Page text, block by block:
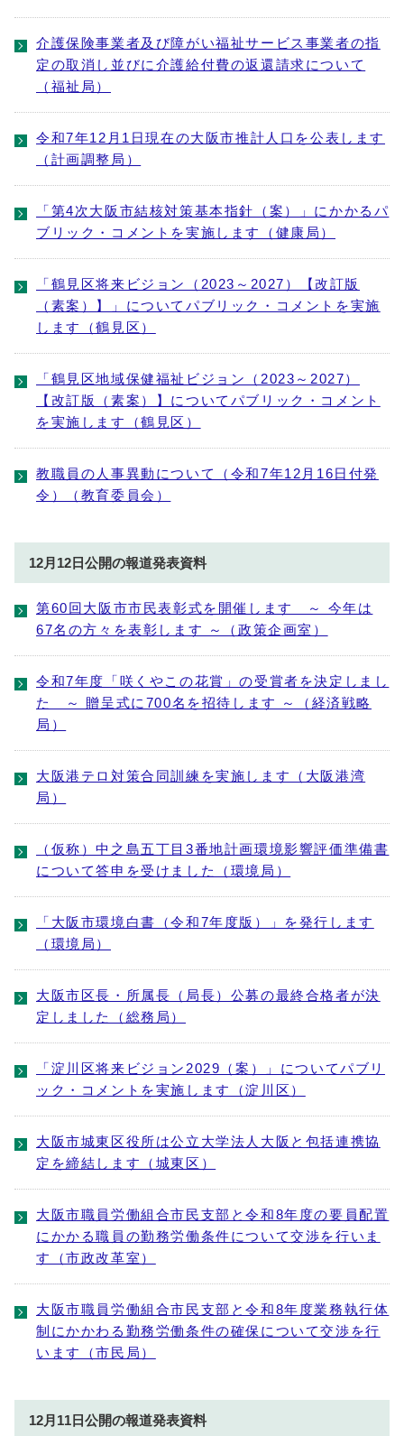
介護保険事業者及び障がい福祉サービス事業者の指
定の取消し並びに介護給付費の返還請求について
（福祉局）
令和7年12月1日現在の大阪市推計人口を公表します
（計画調整局）
「第4次大阪市結核対策基本指針（案）」にかかるパ
ブリック・コメントを実施します（健康局）
「鶴見区将来ビジョン（2023～2027）【改訂版
（素案）】」についてパブリック・コメントを実施
します（鶴見区）
「鶴見区地域保健福祉ビジョン（2023～2027）
【改訂版（素案）】についてパブリック・コメント
を実施します（鶴見区）
教職員の人事異動について（令和7年12月16日付発
令）（教育委員会）
12月12日公開の報道発表資料
第60回大阪市市民表彰式を開催します ～ 今年は
67名の方々を表彰します ～（政策企画室）
令和7年度「咲くやこの花賞」の受賞者を決定しまし
た ～ 贈呈式に700名を招待します ～（経済戦略
局）
大阪港テロ対策合同訓練を実施します（大阪港湾
局）
（仮称）中之島五丁目3番地計画環境影響評価準備書
について答申を受けました（環境局）
「大阪市環境白書（令和7年度版）」を発行します
（環境局）
大阪市区長・所属長（局長）公募の最終合格者が決
定しました（総務局）
「淀川区将来ビジョン2029（案）」についてパブリ
ック・コメントを実施します（淀川区）
大阪市城東区役所は公立大学法人大阪と包括連携協
定を締結します（城東区）
大阪市職員労働組合市民支部と令和8年度の要員配置
にかかる職員の勤務労働条件について交渉を行いま
す（市政改革室）
大阪市職員労働組合市民支部と令和8年度業務執行体
制にかかわる勤務労働条件の確保について交渉を行
います（市民局）
12月11日公開の報道発表資料